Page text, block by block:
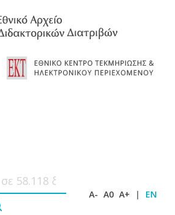
A- A0 A+ | EN